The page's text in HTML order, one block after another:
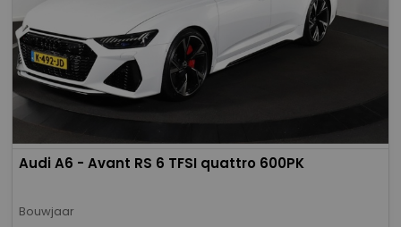
Audi A6 - Avant RS 6 TFSI quattro 600PK
Bouwjaar